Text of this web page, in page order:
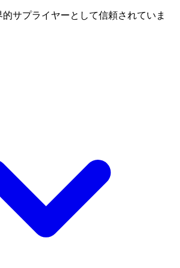
サプライヤーとして信頼されていま